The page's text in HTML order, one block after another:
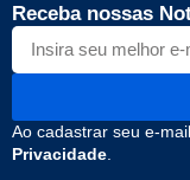
Receba nossas
Ao cadastrar seu e-
Privacidade